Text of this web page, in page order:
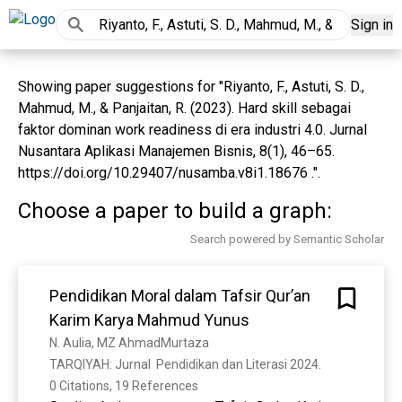
Sign in
Showing paper suggestions for "Riyanto, F., Astuti, S. D.,
Mahmud, M., & Panjaitan, R. (2023). Hard skill sebagai
faktor dominan work readiness di era industri 4.0. Jurnal
Nusantara Aplikasi Manajemen Bisnis, 8(1), 46–65.
https://doi.org/10.29407/nusamba.v8i1.18676 .".
Choose a paper to build a graph:
Search powered by Semantic Scholar
Pendidikan Moral dalam Tafsir Qur’an
Karim Karya Mahmud Yunus
N. Aulia, MZ AhmadMurtaza
TARQIYAH: Jurnal  Pendidikan dan Literasi 2024.
0 Citations, 19 References